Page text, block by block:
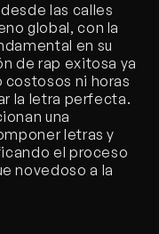
las calles
global, con la
en su
de rap exitosa ya
ni horas
la letra perfecta.
una
letras y
el proceso
novedoso a la